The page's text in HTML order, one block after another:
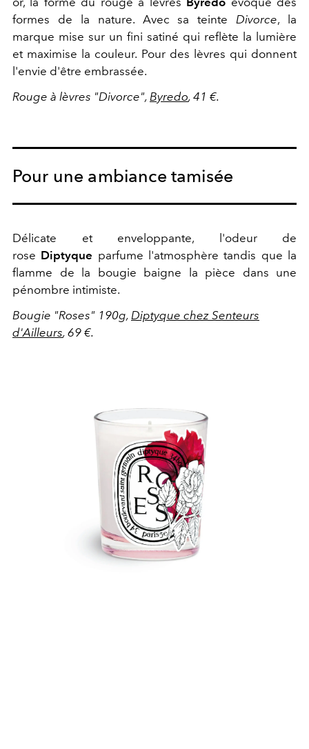
formes de la nature. Avec sa teinteDivorce, la
marque mise sur un fini satiné qui reflète la lumière
et maximise la couleur. Pour des lèvres qui donnent
l'envie d'être embrassée.
Rouge à lèvres "Divorce", Byredo, 41 €.
Pour une ambiance tamisée
Délicate et enveloppante, l'odeur de
rose Diptyque parfume l'atmosphère tandis que la
flamme de la bougie baigne la pièce dans une
pénombre intimiste.
Bougie "Roses" 190g, Diptyque chez Senteurs
d'Ailleurs, 69 €.